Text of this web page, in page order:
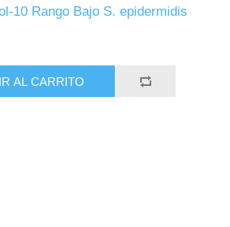
10 Rango Bajo S. epidermidis
AL CARRITO